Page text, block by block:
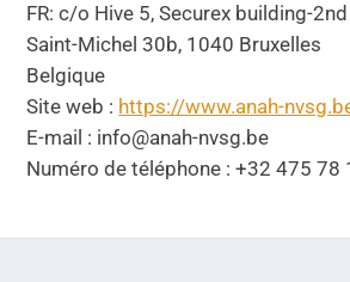
FR: c/o Hive 5, Securex building-
Saint-Michel 30b, 1040 Bruxelles
Belgique
Site web : https://www.anah-
E-mail : info@anah-nvsg.be
Numéro de téléphone : +32 475 78